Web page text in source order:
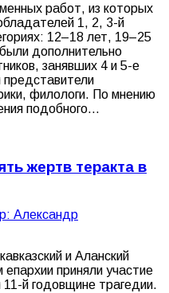
работ, из которых
1, 2, 3-й
12–18 лет, 19–25
дополнительно
занявших 4 и 5-е
филологи. По мнению
подобного…
жертв теракта в
Александр
и Аланский
приняли участие
й годовщине трагедии.